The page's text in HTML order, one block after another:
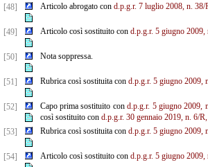
[48] Articolo abrogato con d.p.g.r. 7 luglio 2008, n. 38/
[49] Articolo così sostituito con d.p.g.r. 5 giugno 2009,
[50] Nota soppressa.
[51] Rubrica così sostituita con d.p.g.r. 5 giugno 2009,
[52] Capo prima sostituito cond.p.g.r. 5 giugno 2009,
così sostituito con d.p.g.r. 30 gennaio 2019, n. 6/
[53]
Rubrica così sostituita con d.p.g.r. 5 giugno 2009,
[54] Articolo così sostituito con d.p.g.r. 5 giugno 2009,